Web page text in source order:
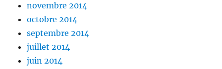
novembre 2014
octobre 2014
septembre 2014
juillet 2014
juin 2014